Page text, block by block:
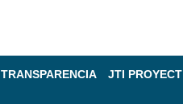
TRANSPARENCIA JTI PROYECT